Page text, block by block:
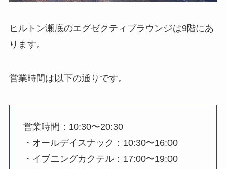
ヒルトン瀬底のエグゼクティブラウンジは9階にあ
ります。
営業時間は以下の通りです。
営業時間：10:30〜20:30
・オールデイスナック：10:30〜16:00
・イブニングカクテル：17:00〜19:00